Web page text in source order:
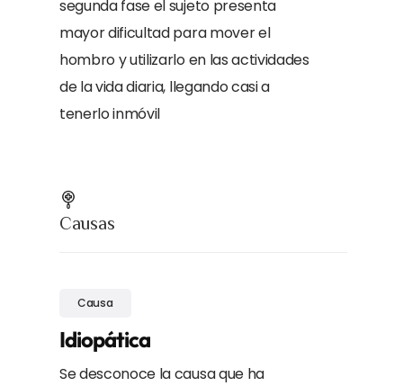
segunda fase el sujeto presenta
mayor dificultad para mover el
hombro y utilizarlo en las actividades
de la vida diaria, llegando casi a
tenerlo inmóvil
Causas
Causa
Idiopática
Se desconoce la causa que ha